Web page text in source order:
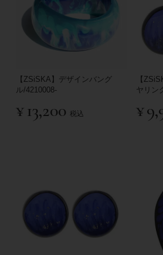
【ZSiSKA】デザインバング
ル/4210008-
¥ 13,200 税込
【
ヤリン
¥